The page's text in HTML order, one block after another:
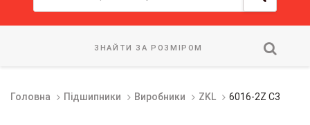
ЗНАЙТИ ЗА РОЗМІРОМ
Головна Підшипники Виробники ZKL 6016-2Z C3